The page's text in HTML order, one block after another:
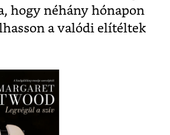
hogy néhány hónapon
a valódi elítéltek